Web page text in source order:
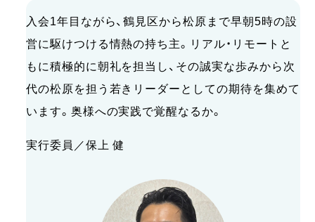
入会1年目ながら、鶴見区から松原まで早朝5時の設
営に駆けつける情熱の持ち主。リアル・リモートと
もに積極的に朝礼を担当し、その誠実な歩みから次
代の松原を担う若きリーダーとしての期待を集めて
います。奥様への実践で覚醒なるか。
実行委員／保上 健